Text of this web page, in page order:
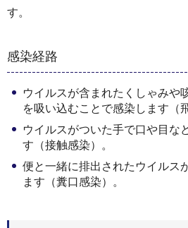
す。
感染経路
ウイルスが含まれたくしゃみや
を吸い込むことで感染します（
ウイルスがついた手で口や目な
す（接触感染）。
便と一緒に排出されたウイルス
ます（糞口感染）。